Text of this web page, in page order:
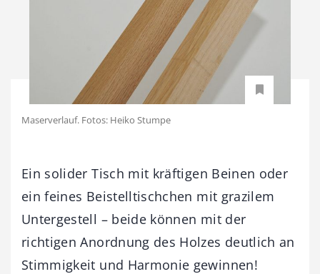
Maserverlauf. Fotos: Heiko Stumpe
Ein solider Tisch mit kräftigen Beinen oder
ein feines Beistelltischchen mit grazilem
Untergestell – beide können mit der
richtigen Anordnung des Holzes deutlich an
Stimmigkeit und Harmonie gewinnen!